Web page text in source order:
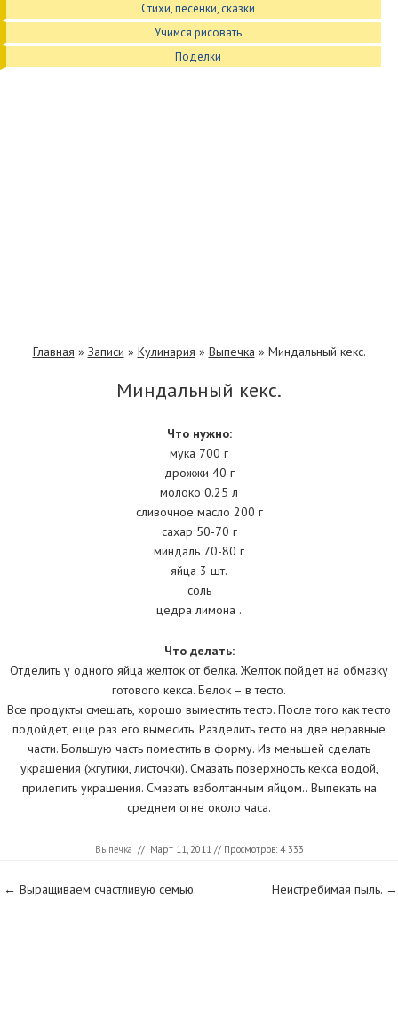
Стихи, песенки, сказки
Учимся рисовать
Поделки
Главная » Записи » Кулинария » Выпечка » Миндальный кекс.
Миндальный кекс.
Что нужно:
мука 700 г
дрожжи 40 г
молоко 0.25 л
сливочное масло 200 г
сахар 50-70 г
миндаль 70-80 г
яйца 3 шт.
соль
цедра лимона .
Что делать:
Отделить у одного яйца желток от белка. Желток пойдет на обмазку
готового кекса. Белок – в тесто.
Все продукты смешать, хорошо выместить тесто. После того как тесто
подойдет, еще раз его вымесить. Разделить тесто на две неравные
части. Большую часть поместить в форму. Из меньшей сделать
украшения (жгутики, листочки). Смазать поверхность кекса водой,
прилепить украшения. Смазать взболтанным яйцом.. Выпекать на
среднем огне около часа.
Выпечка // Март 11, 2011// Просмотров: 4 333
Страницы
← Выращиваем счастливую семью. Неистребимая пыль. →